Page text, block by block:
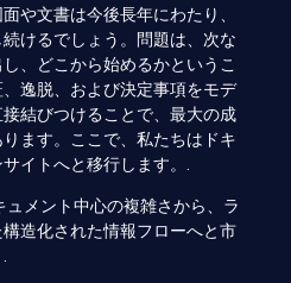
や文書は今後長年にわたり、
けるでしょう。問題は、次な
、どこから始めるかというこ
逸脱、および決定事項をモデ
結びつけることで、最大の成
ます。ここで、私たちはドキ
イトへと移行します。.
メント中心の複雑さから、ラ
造化された情報フローへと市